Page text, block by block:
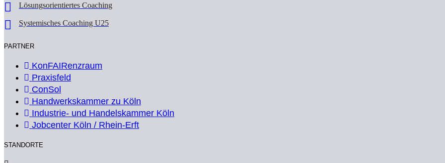
Lösungsorientiertes Coaching
Systemisches Coaching U25
PARTNER
KonFAIRenzraum
Praxisfeld
ConSol
Handwerkskammer zu Köln
Industrie- und Handelskammer Köln
Jobcenter Köln / Rhein-Erft
STANDORTE